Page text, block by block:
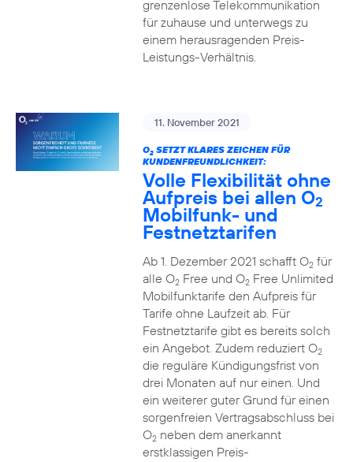
grenzenlose Telekommunikation
für zuhause und unterwegs zu
einem herausragenden Preis-
Leistungs-Verhältnis.
11. November 2021
O2SETZT KLARES ZEICHEN FÜR
KUNDENFREUNDLICHKEIT:
Volle Flexibilität ohne
Aufpreis bei allen O2
Mobilfunk- und
Festnetztarifen
Ab 1. Dezember 2021 schafft O2für
alle O2Free und O2Free Unlimited
Mobilfunktarife den Aufpreis für
Tarife ohne Laufzeit ab. Für
Festnetztarife gibt es bereits solch
ein Angebot. Zudem reduziert O2
die reguläre Kündigungsfrist von
drei Monaten auf nur einen. Und
ein weiterer guter Grund für einen
sorgenfreien Vertragsabschluss bei
O2neben dem anerkannt
erstklassigen Preis-